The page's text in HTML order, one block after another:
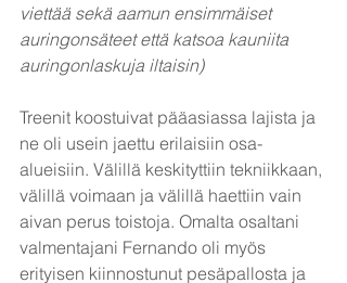
viettää sekä aamun ensimmäiset
auringonsäteet että katsoa kauniita
auringonlaskuja iltaisin)
Treenit koostuivat pääasiassa lajista ja
ne oli usein jaettu erilaisiin osa-
alueisiin. Välillä keskityttiin tekniikkaan,
välillä voimaan ja välillä haettiin vain
aivan perus toistoja. Omalta osaltani
valmentajani Fernando oli myös
erityisen kiinnostunut pesäpallosta ja